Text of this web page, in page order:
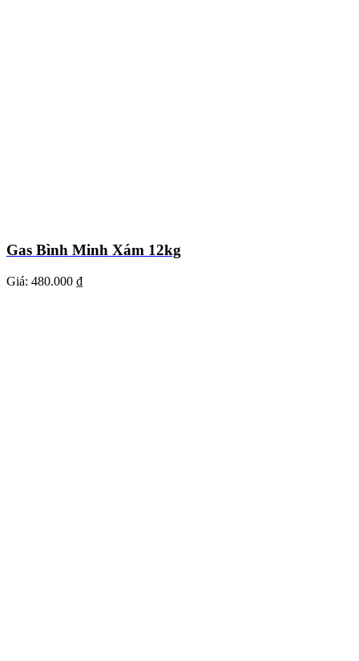
Gas Bình Minh Xám 12kg
Giá: 480.000 ₫